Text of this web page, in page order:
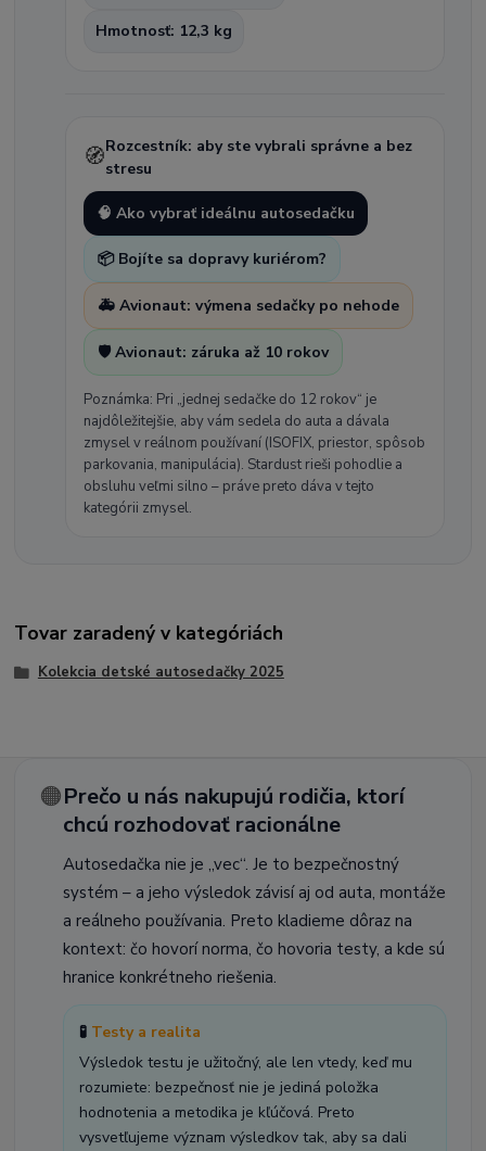
Hmotnosť: 12,3 kg
🧭Rozcestník: aby ste vybrali správne a bez
stresu
🧠 Ako vybrať ideálnu autosedačku
📦 Bojíte sa dopravy kuriérom?
🚑 Avionaut: výmena sedačky po nehode
🛡️ Avionaut: záruka až 10 rokov
Poznámka: Pri „jednej sedačke do 12 rokov“ je
najdôležitejšie, aby vám sedela do auta a dávala
zmysel v reálnom používaní (ISOFIX, priestor, spôsob
parkovania, manipulácia). Stardust rieši pohodlie a
obsluhu veľmi silno – práve preto dáva v tejto
kategórii zmysel.
Tovar zaradený v kategóriách
Kolekcia detské autosedačky 2025
🟠Prečo u nás nakupujú rodičia, ktorí
chcú rozhodovať racionálne
Autosedačka nie je „vec“. Je to bezpečnostný
systém – a jeho výsledok závisí aj od auta, montáže
a reálneho používania. Preto kladieme dôraz na
kontext: čo hovorí norma, čo hovoria testy, a kde sú
hranice konkrétneho riešenia.
🧪 Testy a realita
Výsledok testu je užitočný, ale len vtedy, keď mu
rozumiete: bezpečnosť nie je jediná položka
hodnotenia a metodika je kľúčová. Preto
vysvetľujeme význam výsledkov tak, aby sa dali